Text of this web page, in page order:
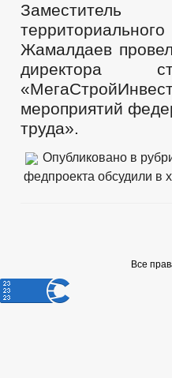
Заместитель
Жамалдаев
директора
мероприятий
труда».
Опубликовано в
федпроекта обсудили в
Все